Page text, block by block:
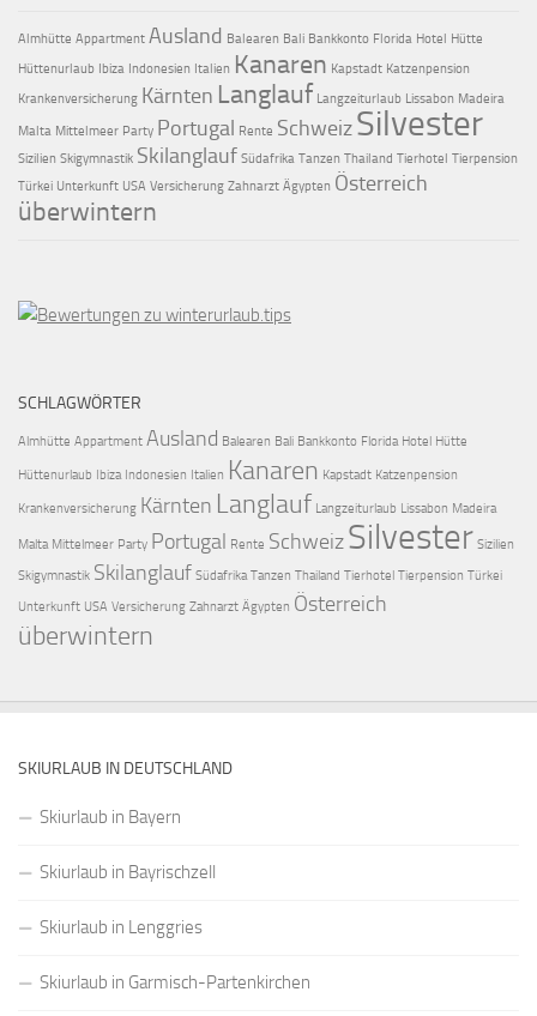
Almhütte Appartment Ausland Balearen Bali Bankkonto Florida Hotel
Hütte
Hüttenurlaub
Ibiza Indonesien Italien Kanaren Kapstadt Katzenpension
Krankenversicherung Kärnten Langlauf Langzeiturlaub Lissabon Madeira
Malta Mittelmeer Party Portugal Rente Schweiz Silvester
Sizilien Skigymnastik Skilanglauf Südafrika Tanzen Thailand Tierhotel Tierpension
Türkei Unterkunft USA Versicherung Zahnarzt Ägypten Österreich
überwintern
SCHLAGWÖRTER
Almhütte Appartment Ausland Balearen Bali Bankkonto Florida Hotel Hütte
Hüttenurlaub Ibiza Indonesien Italien Kanaren Kapstadt Katzenpension
Krankenversicherung Kärnten Langlauf Langzeiturlaub Lissabon Madeira
Malta Mittelmeer Party Portugal Rente SchweizSilvester Sizilien
Skigymnastik Skilanglauf Südafrika Tanzen Thailand Tierhotel Tierpension Türkei
Unterkunft USA Versicherung Zahnarzt Ägypten Österreich
überwintern
SKIURLAUB IN DEUTSCHLAND
Skiurlaub in Bayern
Skiurlaub in Bayrischzell
Skiurlaub in Lenggries
Skiurlaub in Garmisch-Partenkirchen